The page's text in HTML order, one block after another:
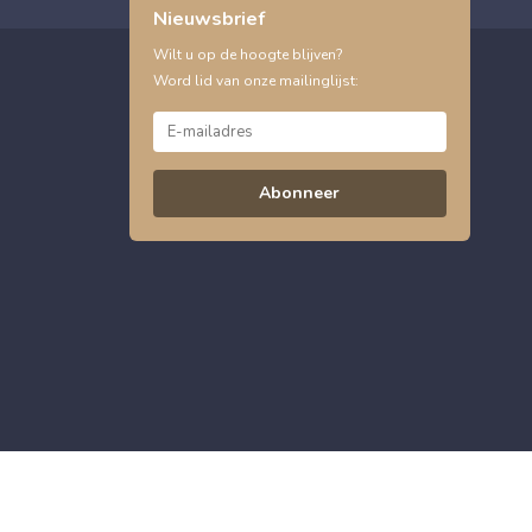
Nieuwsbrief
Wilt u op de hoogte blijven?
Word lid van onze mailinglijst:
Abonneer